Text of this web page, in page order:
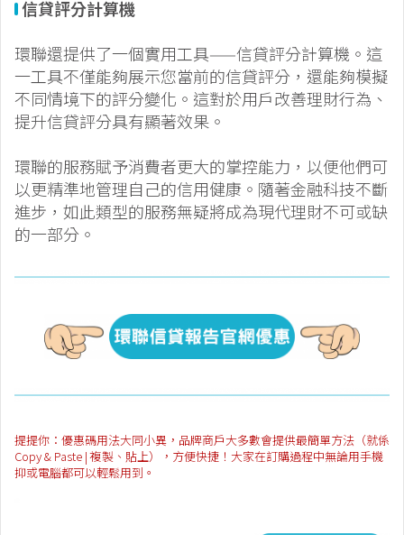
信貸評分計算機
環聯還提供了一個實用工具——信貸評分計算機。這
一工具不僅能夠展示您當前的信貸評分，還能夠模擬
不同情境下的評分變化。這對於用戶改善理財行為、
提升信貸評分具有顯著效果。
環聯的服務賦予消費者更大的掌控能力，以便他們可
以更精準地管理自己的信用健康。隨著金融科技不斷
進步，如此類型的服務無疑將成為現代理財不可或缺
的一部分。
提提你：優惠碼用法大同小異，品牌商戶大多數會提供最簡單方法（就係
Copy & Paste | 複製、貼上），方便快捷！大家在訂購過程中無論用手機
抑或電腦都可以輕鬆用到。